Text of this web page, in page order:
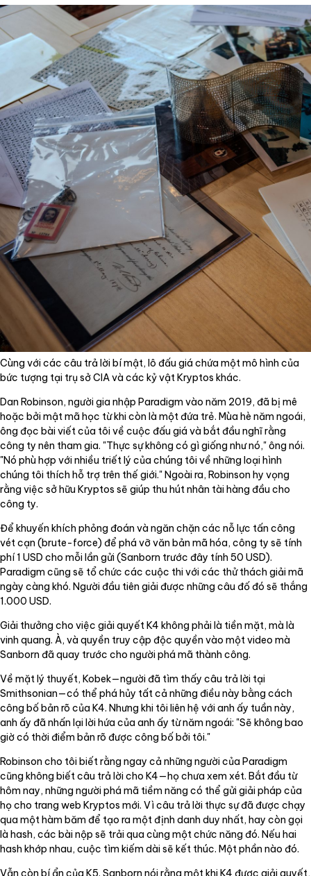
Cùng với các câu trả lời bí mật, lô đấu giá chứa một mô hình của
bức tượng tại trụ sở CIA và các kỷ vật Kryptos khác.
Dan Robinson, người gia nhập Paradigm vào năm 2019, đã bị mê
hoặc bởi mật mã học từ khi còn là một đứa trẻ. Mùa hè năm ngoái,
ông đọc bài viết của tôi về cuộc đấu giá và bắt đầu nghĩ rằng
công ty nên tham gia. "Thực sự không có gì giống như nó," ông nói.
"Nó phù hợp với nhiều triết lý của chúng tôi về những loại hình
chúng tôi thích hỗ trợ trên thế giới." Ngoài ra, Robinson hy vọng
rằng việc sở hữu Kryptos sẽ giúp thu hút nhân tài hàng đầu cho
công ty.
Để khuyến khích phỏng đoán và ngăn chặn các nỗ lực tấn công
vét cạn (brute-force) để phá vỡ văn bản mã hóa, công ty sẽ tính
phí 1 USD cho mỗi lần gửi (Sanborn trước đây tính 50 USD).
Paradigm cũng sẽ tổ chức các cuộc thi với các thử thách giải mã
ngày càng khó. Người đầu tiên giải được những câu đố đó sẽ thắng
1.000 USD.
Giải thưởng cho việc giải quyết K4 không phải là tiền mặt, mà là
vinh quang. À, và quyền truy cập độc quyền vào một video mà
Sanborn đã quay trước cho người phá mã thành công.
Về mặt lý thuyết, Kobek—người đã tìm thấy câu trả lời tại
Smithsonian—có thể phá hủy tất cả những điều này bằng cách
công bố bản rõ của K4. Nhưng khi tôi liên hệ với anh ấy tuần này,
anh ấy đã nhấn lại lời hứa của anh ấy từ năm ngoái: "Sẽ không bao
giờ có thời điểm bản rõ được công bố bởi tôi."
Robinson cho tôi biết rằng ngay cả những người của Paradigm
cũng không biết câu trả lời cho K4—họ chưa xem xét. Bắt đầu từ
hôm nay, những người phá mã tiềm năng có thể gửi giải pháp của
họ cho trang web Kryptos mới. Vì câu trả lời thực sự đã được chạy
qua một hàm băm để tạo ra một định danh duy nhất, hay còn gọi
là hash, các bài nộp sẽ trải qua cùng một chức năng đó. Nếu hai
hash khớp nhau, cuộc tìm kiếm dài sẽ kết thúc. Một phần nào đó.
Vẫn còn bí ẩn của K5. Sanborn nói rằng một khi K4 được giải quyết,